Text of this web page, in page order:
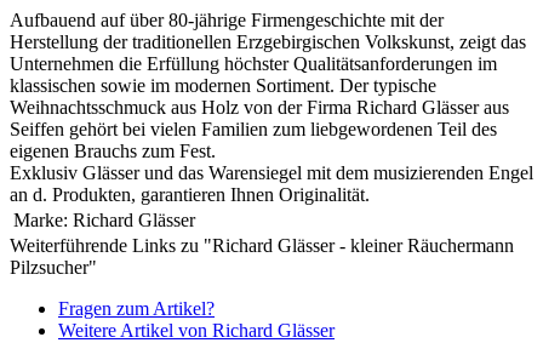
Aufbauend auf über 80-jährige Firmengeschichte mit der
Herstellung der traditionellen Erzgebirgischen Volkskunst, zeigt das
Unternehmen die Erfüllung höchster Qualitätsanforderungen im
klassischen sowie im modernen Sortiment. Der typische
Weihnachtsschmuck aus Holz von der Firma Richard Glässer aus
Seiffen gehört bei vielen Familien zum liebgewordenen Teil des
eigenen Brauchs zum Fest.
Exklusiv Glässer und das Warensiegel mit dem musizierenden Engel
an d. Produkten, garantieren Ihnen Originalität.
Marke: Richard Glässer
Weiterführende Links zu "Richard Glässer - kleiner Räuchermann
Pilzsucher"
Fragen zum Artikel?
Weitere Artikel von Richard Glässer